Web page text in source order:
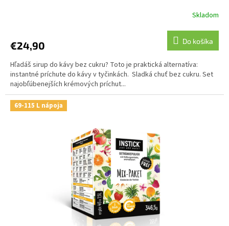
Skladom
€24,90 Do košíka
Hľadáš sirup do kávy bez cukru? Toto je praktická alternatíva:
instantné príchute do kávy v tyčinkách. Sladká chuť bez cukru. Set
najobľúbenejších krémových príchut...
69-115 L nápoja